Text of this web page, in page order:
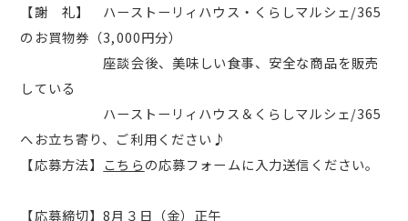
【謝 礼】 ハーストーリィハウス・くらしマルシェ/365
のお買物券（3,000円分）
座談会後、美味しい食事、安全な商品を販売
している
ハーストーリィハウス＆くらしマルシェ/365
へお立ち寄り、ご利用ください♪
【応募方法】 こちらの応募フォームに入力送信ください。
【応募締切】8月３日（金）正午